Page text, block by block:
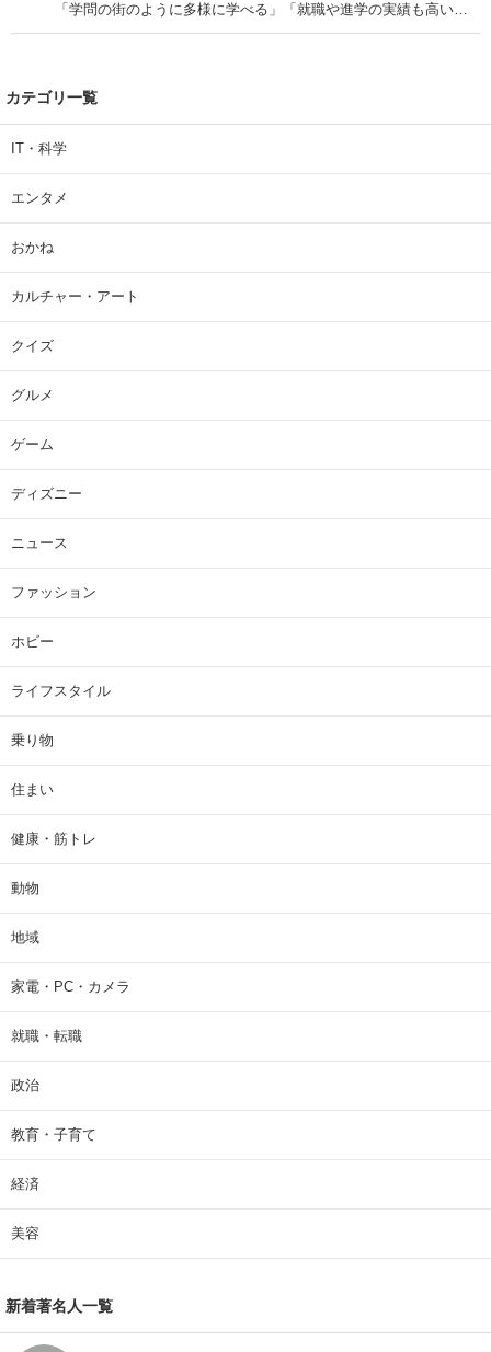
「学問の街のように多様に学べる」「就職や進学の実績も高い」
| 大学 ねとらぼリサーチ
カテゴリ一覧
IT・科学
エンタメ
おかね
カルチャー・アート
クイズ
グルメ
ゲーム
ディズニー
ニュース
ファッション
ホビー
ライフスタイル
乗り物
住まい
健康・筋トレ
動物
地域
家電・PC・カメラ
就職・転職
政治
教育・子育て
経済
美容
新着著名人一覧